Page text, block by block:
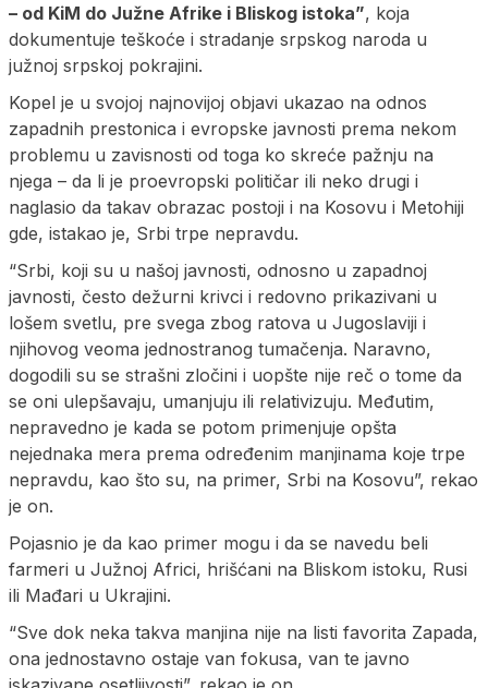
– od KiM do Južne Afrike i Bliskog istoka”, koja
dokumentuje teškoće i stradanje srpskog naroda u
južnoj srpskoj pokrajini.
Kopel je u svojoj najnovijoj objavi ukazao na odnos
zapadnih prestonica i evropske javnosti prema nekom
problemu u zavisnosti od toga ko skreće pažnju na
njega – da li je proevropski političar ili neko drugi i
naglasio da takav obrazac postoji i na Kosovu i Metohiji
gde, istakao je, Srbi trpe nepravdu.
“Srbi, koji su u našoj javnosti, odnosno u zapadnoj
javnosti, često dežurni krivci i redovno prikazivani u
lošem svetlu, pre svega zbog ratova u Jugoslaviji i
njihovog veoma jednostranog tumačenja. Naravno,
dogodili su se strašni zločini i uopšte nije reč o tome da
se oni ulepšavaju, umanjuju ili relativizuju. Međutim,
nepravedno je kada se potom primenjuje opšta
nejednaka mera prema određenim manjinama koje trpe
nepravdu, kao što su, na primer, Srbi na Kosovu”, rekao
je on.
Pojasnio je da kao primer mogu i da se navedu beli
farmeri u Južnoj Africi, hrišćani na Bliskom istoku, Rusi
ili Mađari u Ukrajini.
“Sve dok neka takva manjina nije na listi favorita Zapada,
ona jednostavno ostaje van fokusa, van te javno